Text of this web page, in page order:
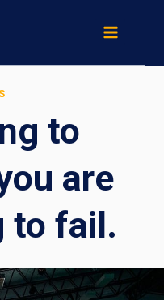
to
are
to fail.